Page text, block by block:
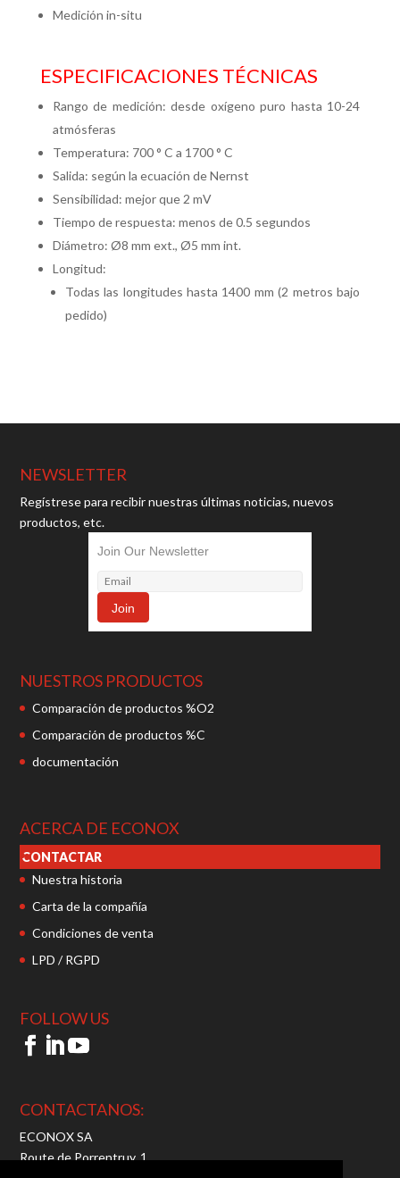
Medición in-situ
ESPECIFICACIONES TÉCNICAS
Rango de medición: desde oxígeno puro hasta 10-24
atmósferas
Temperatura: 700 ° C a 1700 ° C
Salida: según la ecuación de Nernst
Sensibilidad: mejor que 2 mV
Tiempo de respuesta: menos de 0.5 segundos
Diámetro: Ø8 mm ext., Ø5 mm int.
Longitud:
Todas las longitudes hasta 1400 mm (2 metros bajo
pedido)
NEWSLETTER
Regístrese para recibir nuestras últimas noticias, nuevos
productos, etc.
Join Our Newsletter
NUESTROS PRODUCTOS
Comparación de productos %O2
Comparación de productos %C
documentación
ACERCA DE ECONOX
CONTACTAR
Nuestra historia
Carta de la compañía
Condiciones de venta
LPD / RGPD
FOLLOW US
CONTACTANOS:
ECONOX SA
Route de Porrentruy, 1